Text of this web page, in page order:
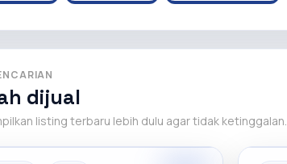
dijual
listing terbaru lebih dulu agar tidak ketinggalan.